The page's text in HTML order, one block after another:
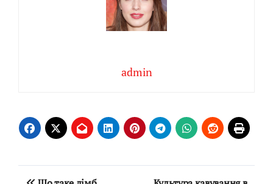
admin
Навігація